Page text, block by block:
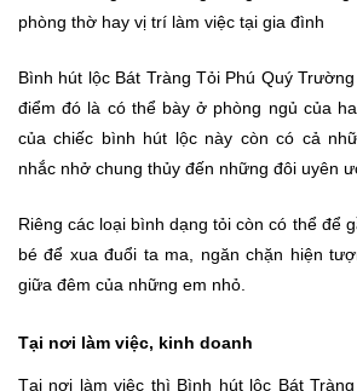
phòng thờ hay vị trí làm việc tại gia đình
Bình hút lộc Bát Tràng Tỏi Phú Quý
điểm đó là có thể bày ở phòng ngủ của
của chiếc bình hút lộc này còn có cả
nhắc nhở chung thủy đến những đôi uyên
Riêng các loại bình dạng tỏi còn có thể để
bé để xua đuổi ta ma, ngăn chặn hiện
giữa đêm của những em nhỏ.
Tại nơi làm việc, kinh doanh
Tại nơi làm việc thì Bình hút lộc Bát